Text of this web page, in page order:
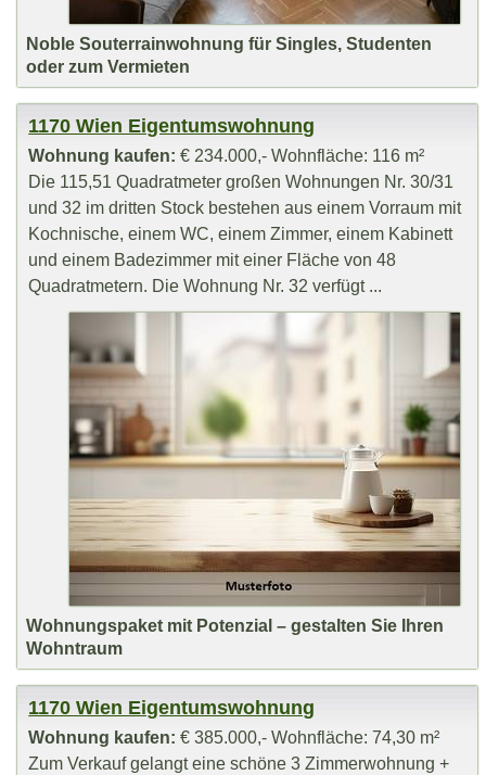
Noble Souterrainwohnung für Singles, Studenten
oder zum Vermieten
1170 Wien Eigentumswohnung
Wohnung kaufen: € 234.000,- Wohnfläche: 116 m²
Die 115,51 Quadratmeter großen Wohnungen Nr. 30/31
und 32 im dritten Stock bestehen aus einem Vorraum mit
Kochnische, einem WC, einem Zimmer, einem Kabinett
und einem Badezimmer mit einer Fläche von 48
Quadratmetern. Die Wohnung Nr. 32 verfügt ...
Wohnungspaket mit Potenzial – gestalten Sie Ihren
Wohntraum
1170 Wien Eigentumswohnung
Wohnung kaufen: € 385.000,- Wohnfläche: 74,30 m²
Zum Verkauf gelangt eine schöne 3 Zimmerwohnung +